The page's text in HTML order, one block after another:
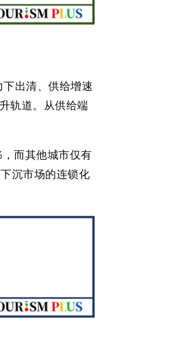
出清、供给增速
轨道。从供给端
而其他城市仅有
沉市场的连锁化